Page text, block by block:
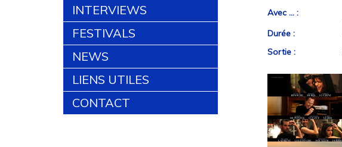
INTERVIEWS
FESTIVALS
NEWS
LIENS UTILES
CONTACT
Avec ... :
Durée :
Sortie :